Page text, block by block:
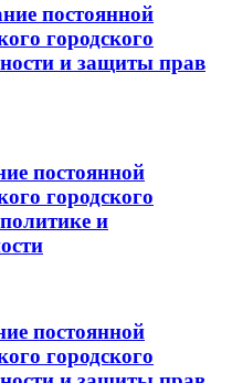
постоянной
городского
и защиты прав
постоянной
городского
и
постоянной
городского